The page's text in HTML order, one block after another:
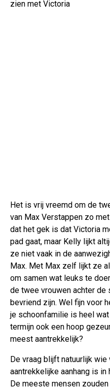
zien met Victoria
Het is vrij vreemd om de
van Max Verstappen zo
dat het gek is dat Victoria
pad gaat, maar Kelly lijkt
ze niet vaak in de
Max. Met Max zelf lijkt ze
om samen wat leuks te
de twee vrouwen achter de
bevriend zijn. Wel fijn voor
je schoonfamilie is heel
termijn ook een hoop
meest aantrekkelijk?
De vraag blijft natuurlijk
aantrekkelijke aanhang is
De meeste mensen